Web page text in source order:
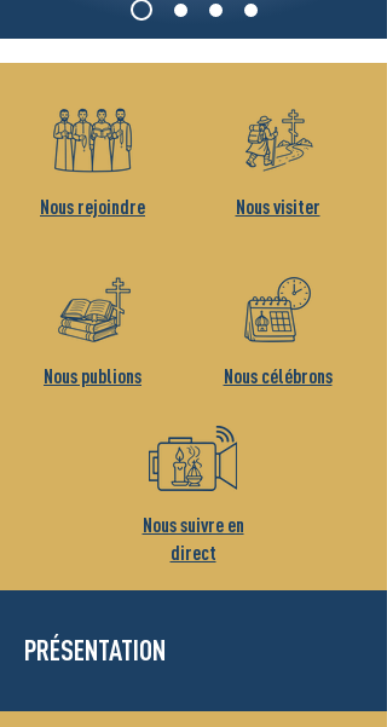
Nous rejoindre
Nous publions
Nous visiter
Nous célébrons
Nous suivre en
direct
PRÉSENTATION